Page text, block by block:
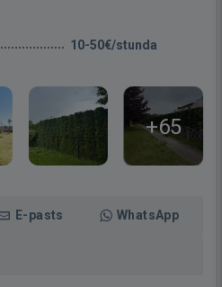
10-50€/stunda
+65
E-pasts WhatsApp